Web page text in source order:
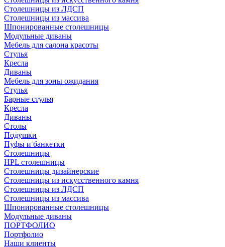
Столешницы из ЛДСП
Столешницы из массива
Шпонированные столешницы
Модульные диваны
Мебель для салона красоты
Стулья
Кресла
Диваны
Мебель для зоны ожидания
Стулья
Барные стулья
Кресла
Диваны
Столы
Подушки
Пуфы и банкетки
Столешницы
HPL столешницы
Столешницы дизайнерские
Столешницы из искусственного камня
Столешницы из ЛДСП
Столешницы из массива
Шпонированные столешницы
Модульные диваны
ПОРТФОЛИО
Портфолио
Наши клиенты